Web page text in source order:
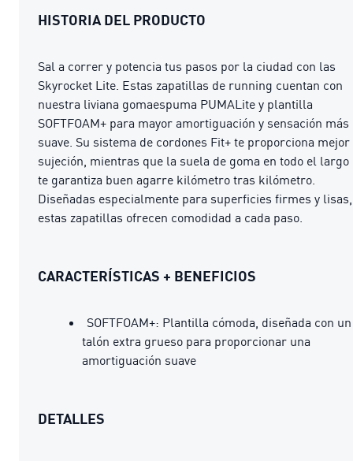
HISTORIA DEL PRODUCTO
Sal a correr y potencia tus pasos por la ciudad con las
Skyrocket Lite. Estas zapatillas de running cuentan con
nuestra liviana gomaespuma PUMALite y plantilla
SOFTFOAM+ para mayor amortiguación y sensación más
suave. Su sistema de cordones Fit+ te proporciona mejor
sujeción, mientras que la suela de goma en todo el largo
te garantiza buen agarre kilómetro tras kilómetro.
Diseñadas especialmente para superficies firmes y lisas,
estas zapatillas ofrecen comodidad a cada paso.
CARACTERÍSTICAS + BENEFICIOS
SOFTFOAM+: Plantilla cómoda, diseñada con un
talón extra grueso para proporcionar una
amortiguación suave
DETALLES